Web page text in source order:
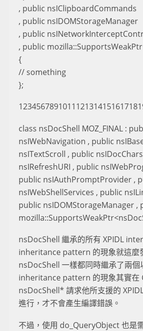
, public nsIClipboardCommands
, public nsIDOMStorageManager
, public
, public
{
// something
};
class nsDocShell MOZ_FINAL :
nsIWebNavigation , public
nsITextScroll , public
nsIRefreshURI , public
public nsIAuthPromptProvider ,
nsIWebShellServices , public
public nsIDOMStorageManager
nsDocShell 繼承的所有 XPIDL
inheritance pattern 的現象就這麼
nsDocShell 一樣都同時繼承了兩
inheritance pattern 的現象其實在
nsDocShell* 請求他所支援的
進行，才不會產生編譯錯誤。
不過，使用 do_QueryObject 也是